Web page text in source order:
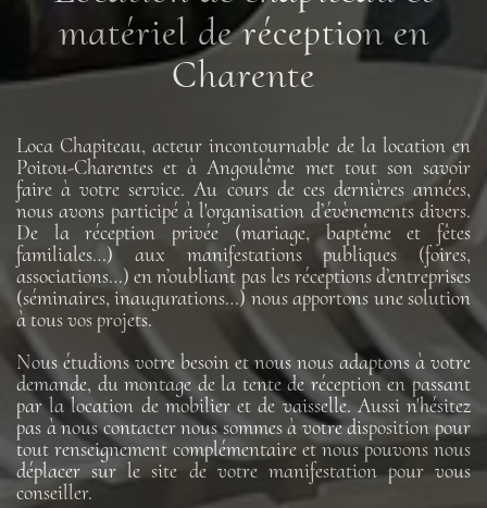
matériel de réception en
Charente
Loca Chapiteau, acteur incontournable de la location en
Poitou-Charentes et à Angoulême met tout son savoir
faire à votre service. Au cours de ces dernières années,
nous avons participé à l'organisation d’évènements divers.
De la réception privée (mariage, baptême et fêtes
familiales…) aux manifestations publiques (foires,
associations…) en n’oubliant pas les réceptions d’entreprises
(séminaires, inaugurations…) nous apportons une solution
à tous vos projets.
Nous étudions votre besoin et nous nous adaptons à votre
demande, du montage de la tente de réception en passant
par la location de mobilier et de vaisselle. Aussi n'hésitez
pas à nous contacter nous sommes à votre disposition pour
tout renseignement complémentaire et nous pouvons nous
déplacer sur le site de votre manifestation pour vous
conseiller.